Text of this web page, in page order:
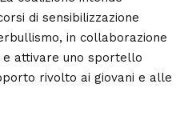
di sensibilizzazione
in collaborazione
e attivare uno sportello
rivolto ai giovani e alle